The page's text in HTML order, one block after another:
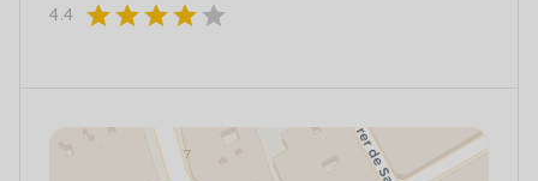
4.4 starstarstarstar star